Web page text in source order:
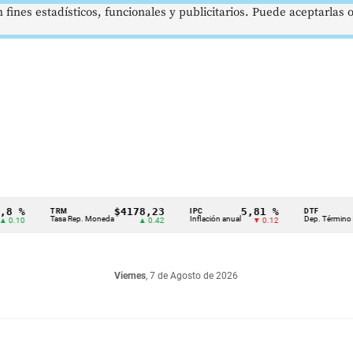
TRM
Tasa Rep. Moneda
$4178,23
▲ 0.42
IPC
Inflación anual
5,81 %
▼ 0.12
DTF
Dep. Término Fijo
Viernes, 7 de Agosto de 2026
estadísticos, funcionales y publicitarios. Puede aceptarlas